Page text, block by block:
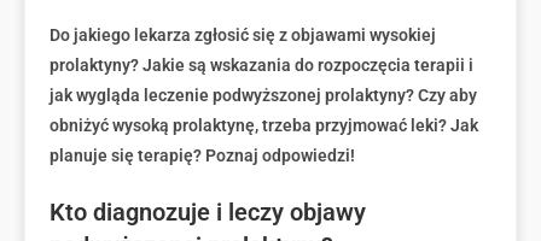
Do jakiego lekarza zgłosić się z objawami wysokiej
prolaktyny? Jakie są wskazania do rozpoczęcia terapii i
jak wygląda leczenie podwyższonej prolaktyny? Czy aby
obniżyć wysoką prolaktynę, trzeba przyjmować leki? Jak
planuje się terapię? Poznaj odpowiedzi!
Kto diagnozuje i leczy objawy